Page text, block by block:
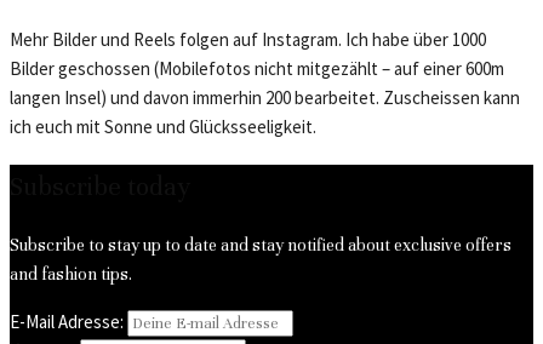
Mehr Bilder und Reels folgen auf Instagram. Ich habe über 1000
Bilder geschossen (Mobilefotos nicht mitgezählt – auf einer 600m
langen Insel) und davon immerhin 200 bearbeitet. Zuscheissen kann
ich euch mit Sonne und Glücksseeligkeit.
Subscribe to stay up to date and stay notified about exclusive offers
and fashion tips.
E-Mail Adresse: